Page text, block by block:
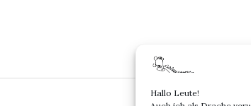
Hallo Leute!